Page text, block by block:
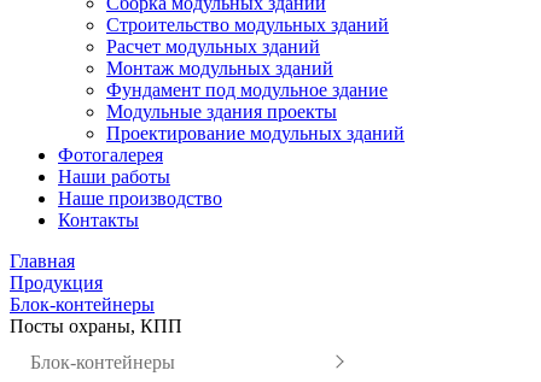
Строительство модульных зданий
Расчет модульных зданий
Монтаж модульных зданий
Фундамент под модульное здание
Модульные здания проекты
Проектирование модульных зданий
Фотогалерея
Наши работы
Наше производство
Контакты
Главная
Продукция
Блок-контейнеры
Посты охраны, КПП
Блок-контейнеры